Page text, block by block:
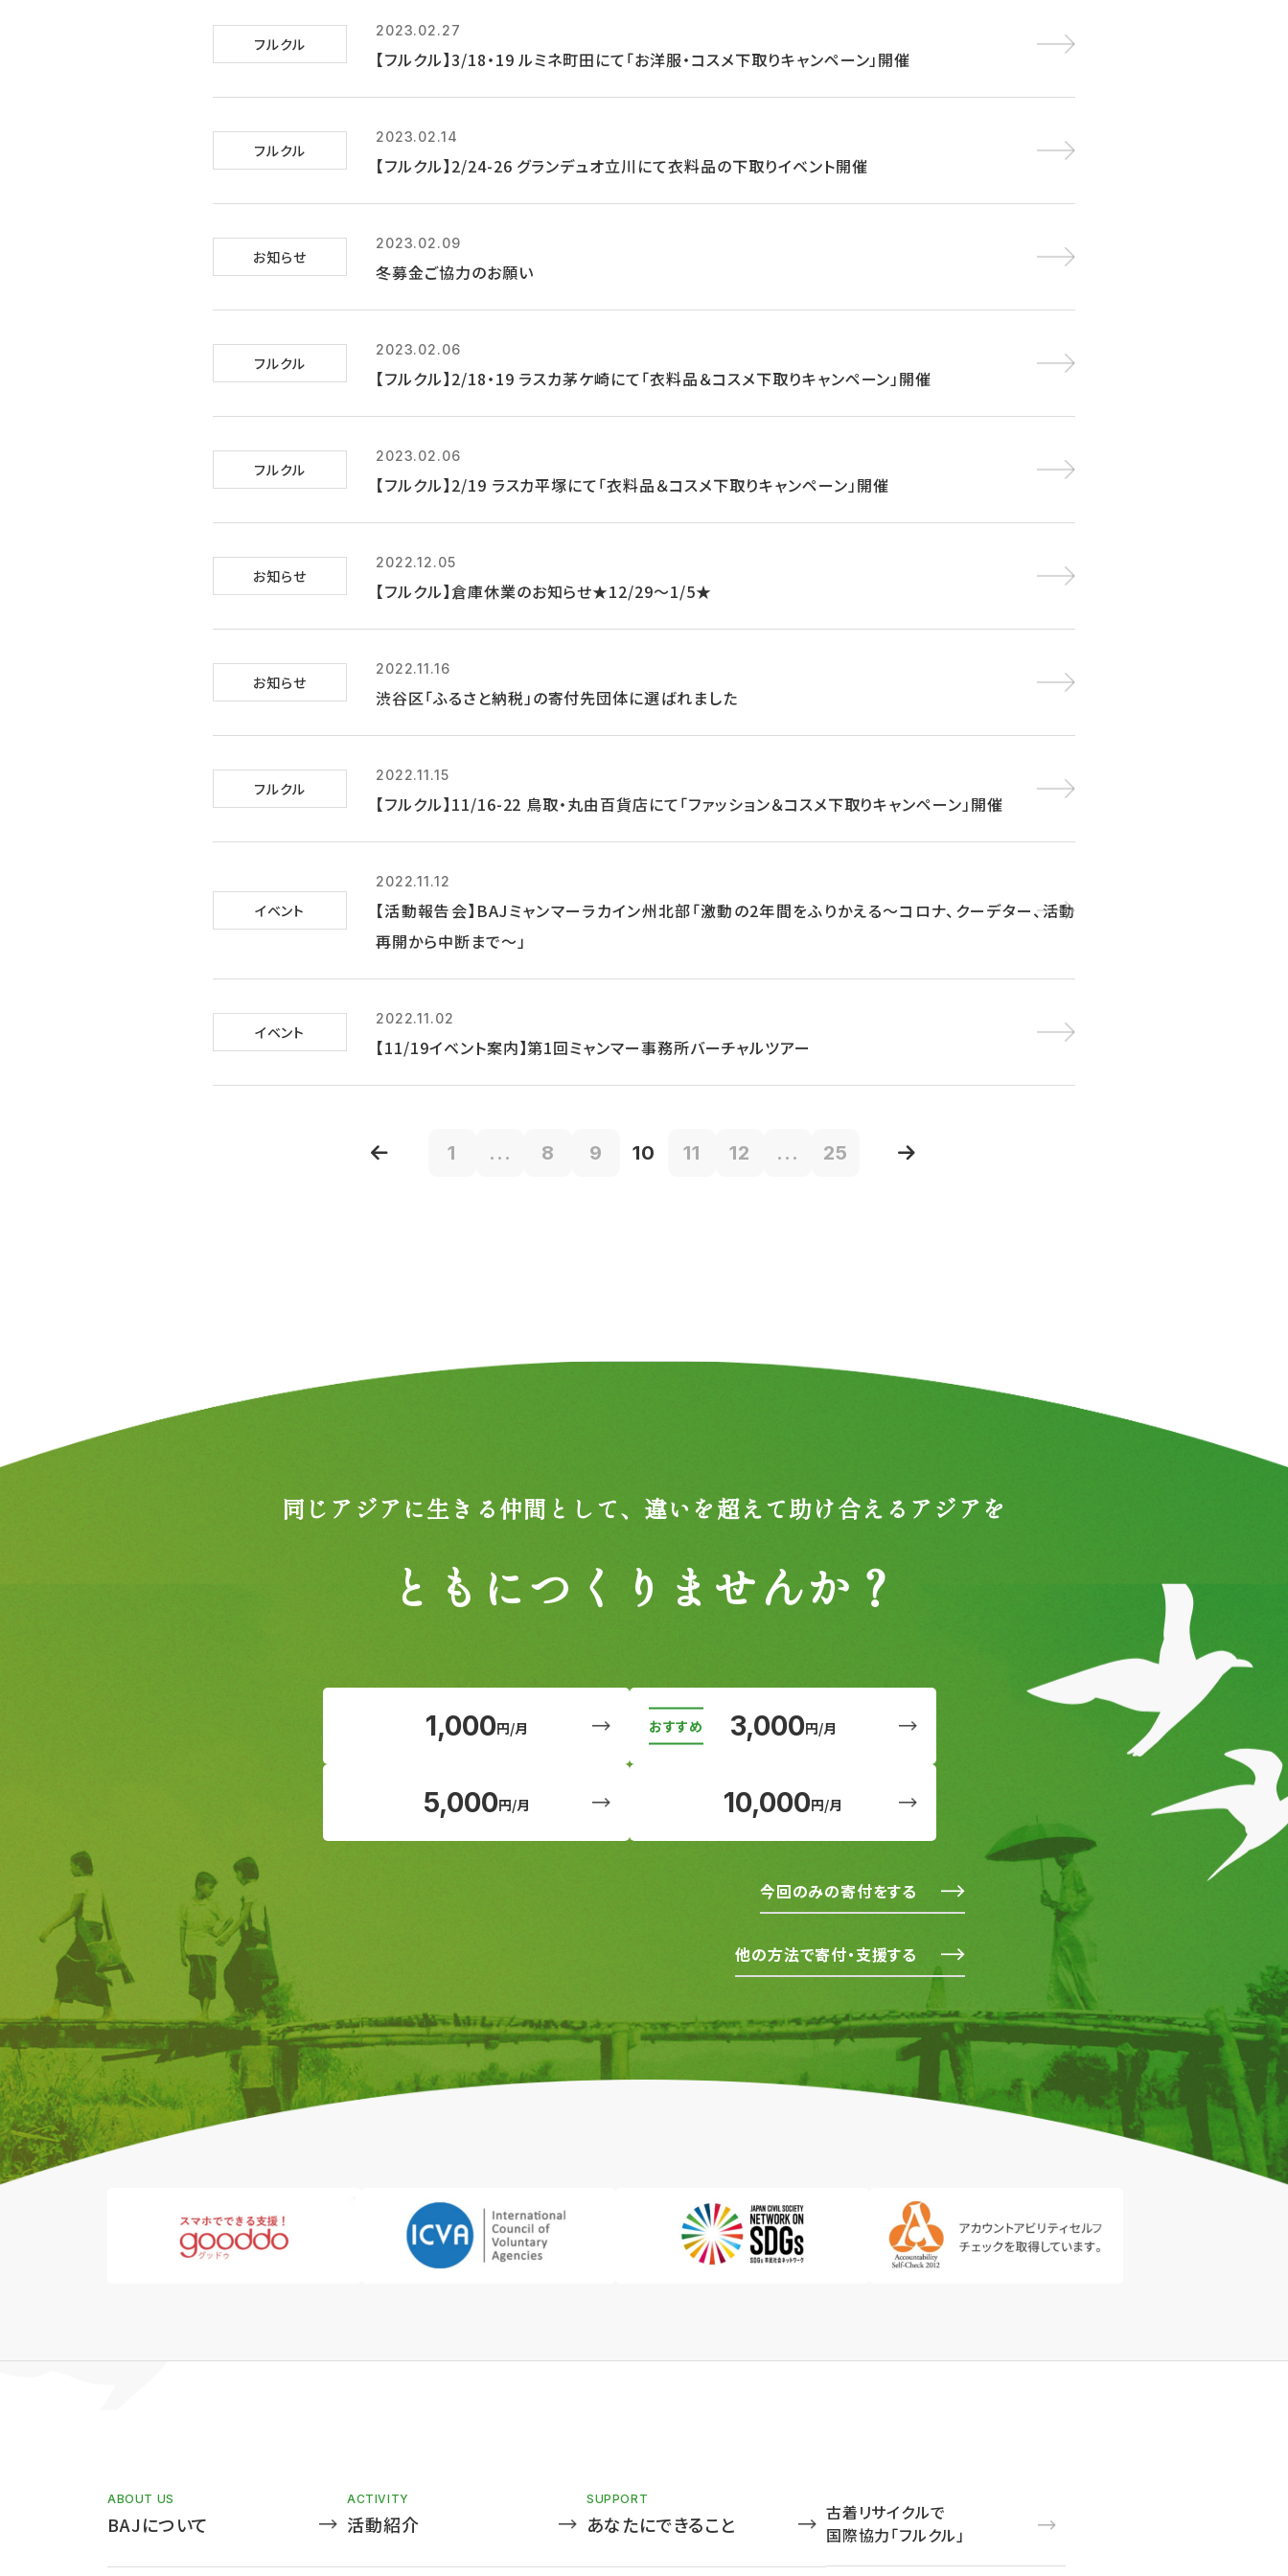
フルクル
2023.02.27
【フルクル】3/18・19 ルミネ町田にて「お洋服・コスメ下取りキャンペーン」開催
フルクル
2023.02.14
【フルクル】2/24-26 グランデュオ立川にて衣料品の下取りイベント開催
お知らせ
2023.02.09
冬募金ご協力のお願い
フルクル
2023.02.06
【フルクル】2/18・19 ラスカ茅ケ崎にて「衣料品＆コスメ下取りキャンペーン」開催
フルクル
2023.02.06
【フルクル】2/19 ラスカ平塚にて「衣料品＆コスメ下取りキャンペーン」開催
お知らせ
2022.12.05
【フルクル】倉庫休業のお知らせ★12/29～1/5★
お知らせ
2022.11.16
渋谷区「ふるさと納税」の寄付先団体に選ばれました
フルクル
2022.11.15
【フルクル】11/16-22 鳥取・丸由百貨店にて「ファッション＆コスメ下取りキャンペーン」開催
イベント
2022.11.12
【活動報告会】BAJミャンマーラカイン州北部「激動の2年間をふりかえる～コロナ、クーデター、活動
再開から中断まで～」
イベント
2022.11.02
【11/19イベント案内】第1回ミャンマー事務所バーチャルツアー
1 ... 8 9 10 11 12 ... 25
同じアジアに生きる仲間として、 違いを超えて助け合えるアジアを
ともにつくりませんか？
1,000円/月 3,000円/月
5,000円/月 10,000円/月
今回のみの寄付をする
他の方法で寄付・支援する
ABOUT US
BAJについて
ACTIVITY
活動紹介
SUPPORT
あなたにできること
古着リサイクルで
国際協力「フルクル」